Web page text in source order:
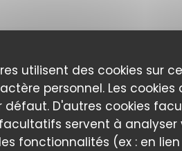
utilisent des cookies sur
personnel. Les cookies
défaut. D'autres cookies
servent à
fonctionnalités (ex : en